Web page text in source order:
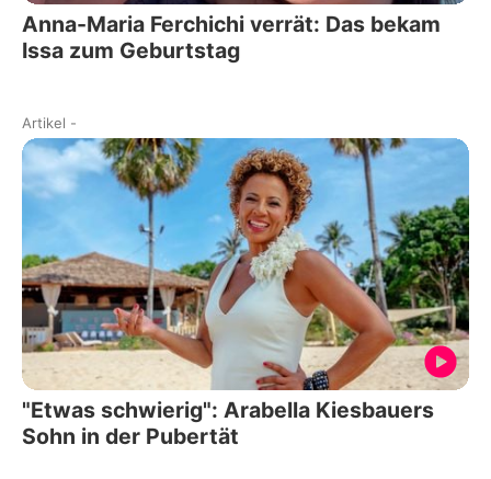
Anna-Maria Ferchichi verrät: Das bekam
Issa zum Geburtstag
Artikel -
"Etwas schwierig": Arabella Kiesbauers
Sohn in der Pubertät